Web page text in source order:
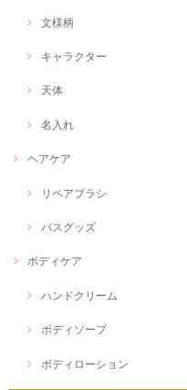
文様柄
キャラクター
天体
名入れ
ヘアケア
リペアブラシ
バスグッズ
ボディケア
ハンドクリーム
ボディソープ
ボディローション